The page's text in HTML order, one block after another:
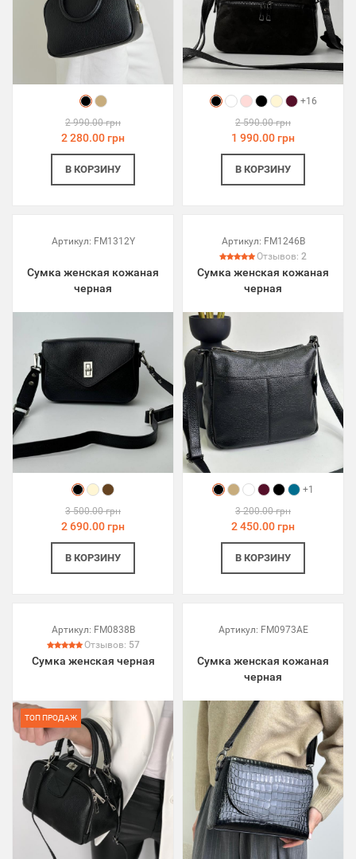
2 990.00 грн
2 280.00 грн
В КОРЗИНУ
+16
2 590.00 грн
1 990.00 грн
В КОРЗИНУ
Артикул: FM1312Y
Сумка женская кожаная
черная
3 500.00 грн
2 690.00 грн
В КОРЗИНУ
Артикул: FM1246B
Отзывов: 2
Сумка женская кожаная
черная
+1
3 200.00 грн
2 450.00 грн
В КОРЗИНУ
Артикул: FM0838B
Отзывов: 57
Сумка женская черная
ТОП ПРОДАЖ
Артикул: FM0973AE
Сумка женская кожаная
черная